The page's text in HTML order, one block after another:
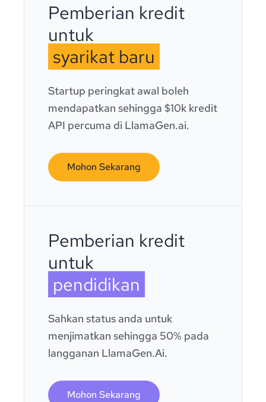
Pemberian kredit
untuk
syarikat baru
Startup peringkat awal boleh
mendapatkan sehingga $10k kredit
API percuma di LlamaGen.ai.
Mohon Sekarang
Pemberian kredit
untuk
pendidikan
Sahkan status anda untuk
menjimatkan sehingga 50% pada
langganan LlamaGen.Ai.
Mohon Sekarang